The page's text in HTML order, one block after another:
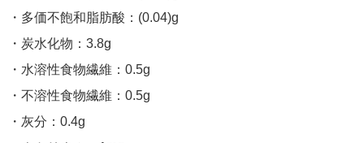
・多価不飽和脂肪酸：(0.04)g
・炭水化物：3.8g
・水溶性食物繊維：0.5g
・不溶性食物繊維：0.5g
・灰分：0.4g